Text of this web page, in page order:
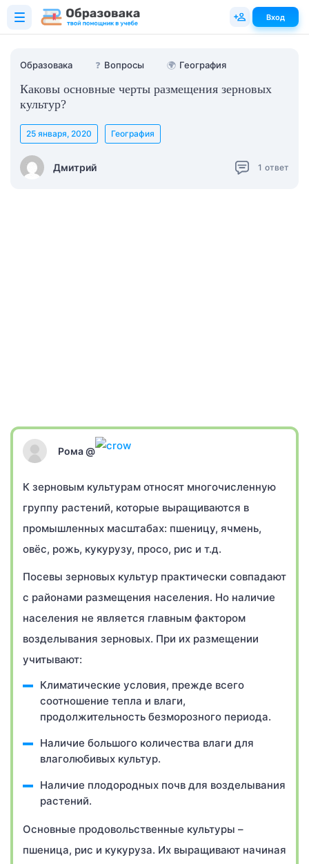
Образовака ❓ Вопросы 🌍 География
Каковы основные черты размещения зерновых
культур?
Дмитрий
25 января, 2020 География
1 ответ
Рома @
К зерновым культурам относят многочисленную
группу растений, которые выращиваются в
промышленных масштабах: пшеницу, ячмень,
овёс, рожь, кукурузу, просо, рис и т.д.
Посевы зерновых культур практически совпадают
с районами размещения населения. Но наличие
населения не является главным фактором
возделывания зерновых. При их размещении
учитывают:
Климатические условия, прежде всего
соотношение тепла и влаги,
продолжительность безморозного периода.
Наличие большого количества влаги для
влаголюбивых культур.
Наличие плодородных почв для возделывания
растений.
Основные продовольственные культуры –
пшеница, рис и кукуруза. Их выращивают начиная
Вход